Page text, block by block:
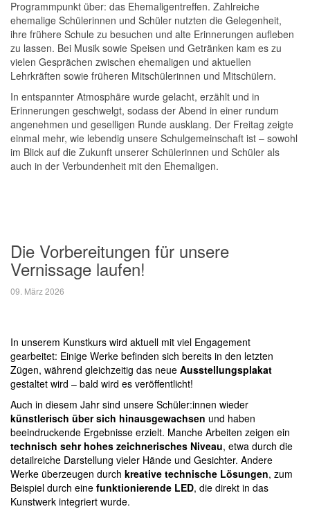
Programmpunkt über: das Ehemaligentreffen. Zahlreiche
ehemalige Schülerinnen und Schüler nutzten die Gelegenheit,
ihre frühere Schule zu besuchen und alte Erinnerungen aufleben
zu lassen. Bei Musik sowie Speisen und Getränken kam es zu
vielen Gesprächen zwischen ehemaligen und aktuellen
Lehrkräften sowie früheren Mitschülerinnen und Mitschülern.
In entspannter Atmosphäre wurde gelacht, erzählt und in
Erinnerungen geschwelgt, sodass der Abend in einer rundum
angenehmen und geselligen Runde ausklang. Der Freitag zeigte
einmal mehr, wie lebendig unsere Schulgemeinschaft ist – sowohl
im Blick auf die Zukunft unserer Schülerinnen und Schüler als
auch in der Verbundenheit mit den Ehemaligen.
Die Vorbereitungen für unsere
Vernissage laufen!
09. März 2026
In unserem Kunstkurs wird aktuell mit viel Engagement
gearbeitet: Einige Werke befinden sich bereits in den letzten
Zügen, während gleichzeitig das neue Ausstellungsplakat
gestaltet wird – bald wird es veröffentlicht!
Auch in diesem Jahr sind unsere Schüler:innen wieder
künstlerisch über sich hinausgewachsen und haben
beeindruckende Ergebnisse erzielt. Manche Arbeiten zeigen ein
technisch sehr hohes zeichnerisches Niveau, etwa durch die
detailreiche Darstellung vieler Hände und Gesichter. Andere
Werke überzeugen durch kreative technische Lösungen, zum
Beispiel durch eine funktionierende LED, die direkt in das
Kunstwerk integriert wurde.